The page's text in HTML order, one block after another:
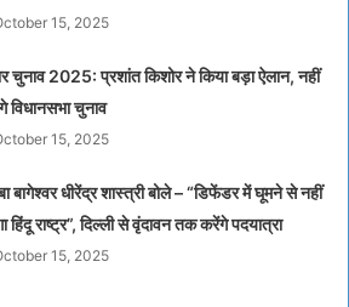
15, 2025
चुनाव 2025: प्रशांत किशोर ने किया बड़ा ऐलान, नहीं
विधानसभा चुनाव
15, 2025
बागेश्वर धीरेंद्र शास्त्री बोले – “डिफेंडर में घूमने से नहीं
हिंदू राष्ट्र”, दिल्ली से वृंदावन तक करेंगे पदयात्रा
15, 2025